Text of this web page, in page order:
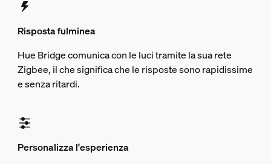
Risposta fulminea
Hue Bridge comunica con le luci tramite la sua rete
Zigbee, il che significa che le risposte sono rapidissime
e senza ritardi.
Personalizza l'esperienza